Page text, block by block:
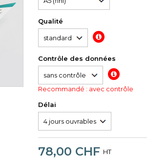
Qualité
Contrôle des données
Recommandé : avec contrôle
Délai
78,00 CHF HT